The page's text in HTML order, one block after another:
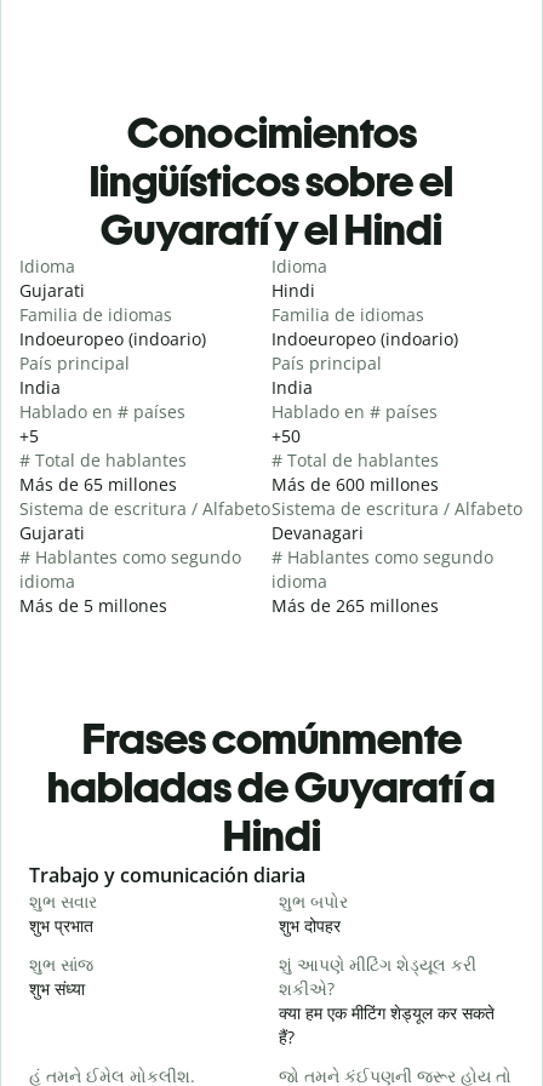
Conocimientos
lingüísticos sobre el
Guyaratí y el Hindi
Idioma
Gujarati
Familia de idiomas
Indoeuropeo (indoario)
País principal
India
Hablado en # países
+5
# Total de hablantes
Más de 65 millones
Sistema de escritura / Alfabeto
Gujarati
# Hablantes como segundo
idioma
Más de 5 millones
Idioma
Hindi
Familia de idiomas
Indoeuropeo (indoario)
País principal
India
Hablado en # países
+50
# Total de hablantes
Más de 600 millones
Sistema de escritura / Alfabeto
Devanagari
# Hablantes como segundo
idioma
Más de 265 millones
Frases comúnmente
habladas de Guyaratí a
Hindi
Slide 1 of 6
Trabajo y comunicación diaria
શુભ સવાર
शुभ प्रभात
શુભ બપોર
शुभ दोपहर
શુભ સાંજ
शुभ संध्या
શું આપણે મીટિંગ શેડ્યૂલ કરી
શકીએ?
क्या हम एक मीटिंग शेड्यूल कर सकते
हैं?
હું તમને ઈમેલ મોકલીશ.
જો તમને કંઈપણની જરૂર હોય તો